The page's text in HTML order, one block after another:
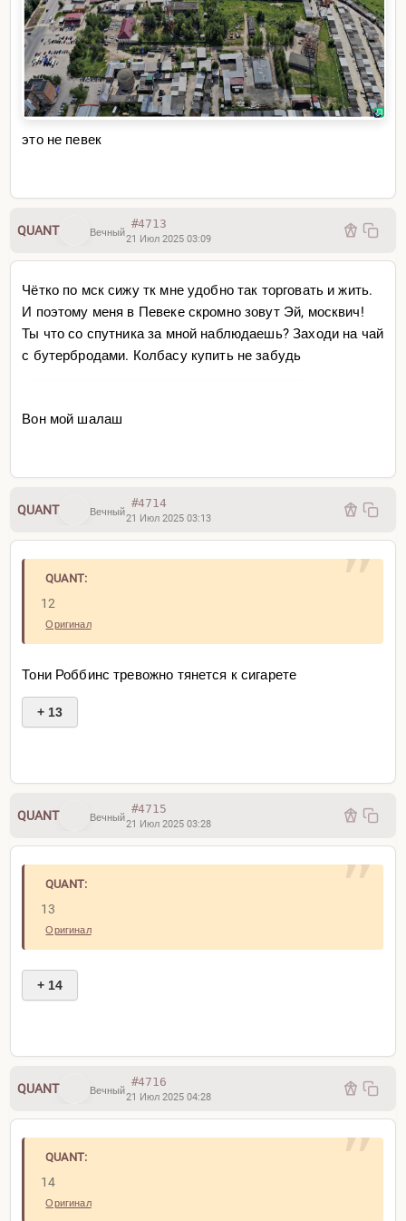
это не певек
QUANT Вечный
#4713
21 Июл 2025 03:09
Чётко по мск сижу тк мне удобно так торговать и жить.
И поэтому меня в Певеке скромно зовут Эй, москвич!
Ты что со спутника за мной наблюдаешь? Заходи на чай
с бутербродами. Колбасу купить не забудь
Вон мой шалаш
QUANT Вечный
#4714
21 Июл 2025 03:13
QUANT:
12
Оригинал
Тони Роббинс тревожно тянется к сигарете
+ 13
QUANT Вечный
#4715
21 Июл 2025 03:28
QUANT:
13
Оригинал
+ 14
QUANT Вечный
#4716
21 Июл 2025 04:28
QUANT:
14
Оригинал